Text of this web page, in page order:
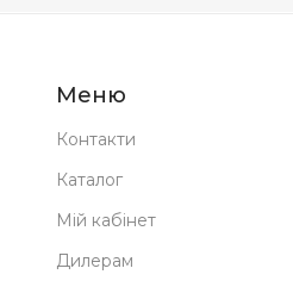
Меню
Контакти
Каталог
Мій кабінет
Дилерам